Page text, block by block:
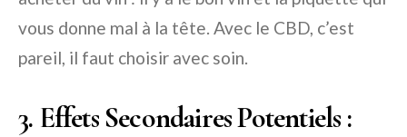
vous donne mal à la tête. Avec le CBD, c’est
pareil, il faut choisir avec soin.
3. Effets Secondaires Potentiels :